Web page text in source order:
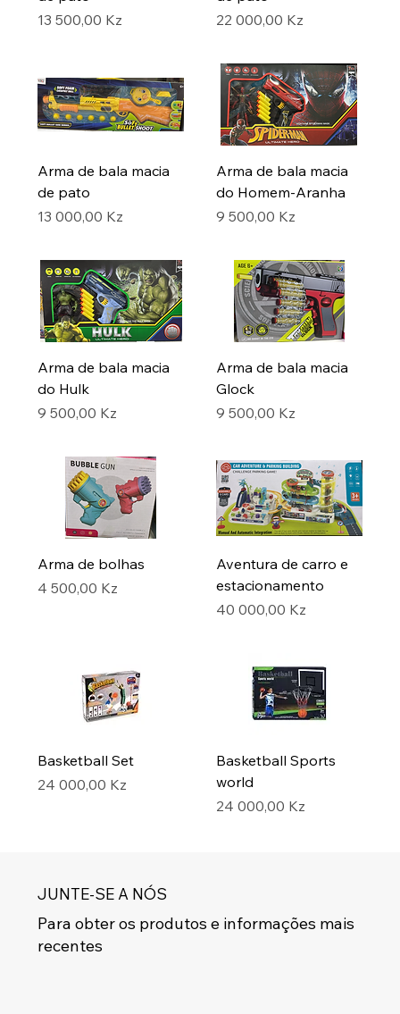
Preço
13 500,00 Kz
Preço
22 000,00 Kz
Arma de bala macia
de pato
Preço
13 000,00 Kz
Arma de bala macia
do Homem-Aranha
Preço
9 500,00 Kz
Arma de bala macia
do Hulk
Preço
9 500,00 Kz
Arma de bala macia
Glock
Preço
9 500,00 Kz
Arma de bolhas
Preço
4 500,00 Kz
Aventura de carro e
estacionamento
Preço
40 000,00 Kz
Basketball Set
Preço
24 000,00 Kz
Basketball Sports
world
Preço
24 000,00 Kz
JUNTE-SE A NÓS
Para obter os produtos e informações mais
recentes